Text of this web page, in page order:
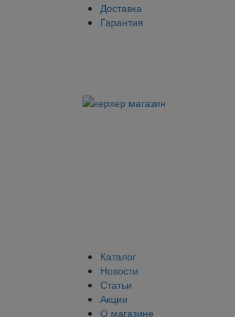
Доставка
Гарантия
Каталог
Новости
Статьи
Акции
О магазине